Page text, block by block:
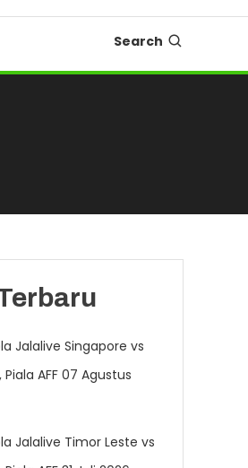
Search
Jalalive Singapore vs
AFF 07 Agustus
Jalalive Timor Leste vs